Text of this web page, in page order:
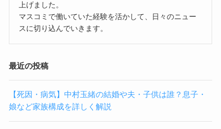
上げました。
マスコミで働いていた経験を活かして、日々のニュー
スに切り込んでいきます。
最近の投稿
【死因・病気】中村玉緒の結婚や夫・子供は誰？息子・
娘など家族構成を詳しく解説